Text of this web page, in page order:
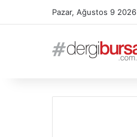
Pazar, Ağustos 9 2026